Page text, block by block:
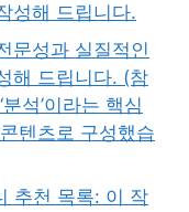
성해 드립니다.
문성과 실질적인
해 드립니다. (참
석’이라는 핵심
텐츠로 구성했습
추천 목록: 이 작